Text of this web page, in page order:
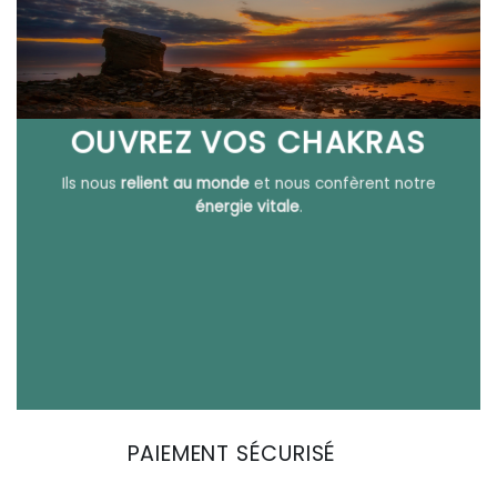
OUVREZ VOS CHAKRAS
Ils nous relient au mondeet nous confèrent notre
énergie vitale.
PAIEMENT SÉCURISÉ